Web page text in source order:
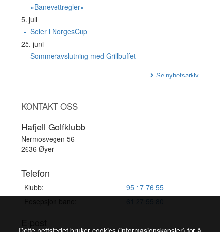
«Banevettregler»
5. juli
Seier i NorgesCup
25. juni
Sommeravslutning med Grillbuffet
Se nyhetsarkiv
KONTAKT OSS
Hafjell Golfklubb
Nermosvegen 56
2636 Øyer
Telefon
Klubb:
95 17 76 55
Dette nettstedet bruker cookies (informasjonskapsler) for å